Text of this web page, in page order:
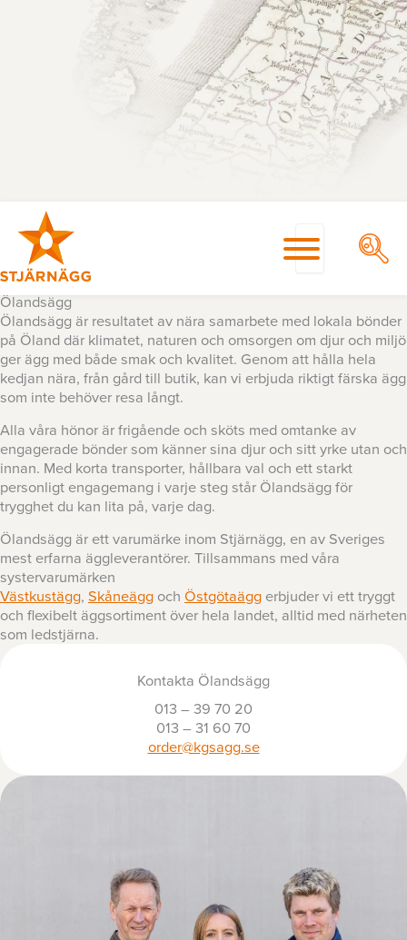
innehåll
Ölandsägg
Ölandsägg är resultatet av nära samarbete med lokala bönder
på Öland där klimatet, naturen och omsorgen om djur och miljö
ger ägg med både smak och kvalitet. Genom att hålla hela
kedjan nära, från gård till butik, kan vi erbjuda riktigt färska ägg
som inte behöver resa långt.
Alla våra hönor är frigående och sköts med omtanke av
engagerade bönder som känner sina djur och sitt yrke utan och
innan. Med korta transporter, hållbara val och ett starkt
personligt engagemang i varje steg står Ölandsägg för
trygghet du kan lita på, varje dag.
Ölandsägg är ett varumärke inom Stjärnägg, en av Sveriges
mest erfarna äggleverantörer. Tillsammans med våra
systervarumärken
Västkustägg, Skåneägg och Östgötaägg erbjuder vi ett tryggt
och flexibelt äggsortiment över hela landet, alltid med närheten
som ledstjärna.
Kontakta Ölandsägg
013 – 39 70 20
013 – 31 60 70
order@kgsagg.se